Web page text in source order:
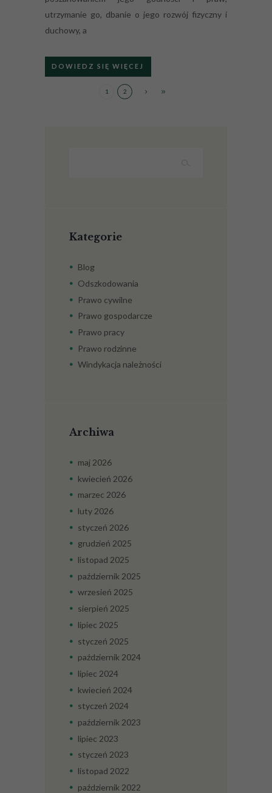
utrzymanie go, dbanie o jego rozwój fizyczny i
duchowy, a
DOWIEDZ SIĘ WIĘCEJ
1 2
Kategorie
Blog
Odszkodowania
Prawo cywilne
Prawo gospodarcze
Prawo pracy
Prawo rodzinne
Windykacja należności
Archiwa
maj 2026
kwiecień 2026
marzec 2026
luty 2026
styczeń 2026
grudzień 2025
listopad 2025
październik 2025
wrzesień 2025
sierpień 2025
lipiec 2025
styczeń 2025
październik 2024
lipiec 2024
kwiecień 2024
styczeń 2024
październik 2023
lipiec 2023
styczeń 2023
listopad 2022
październik 2022
Konieczne
strony
poprawić
cookie, niektóre
funkcje znikną ze